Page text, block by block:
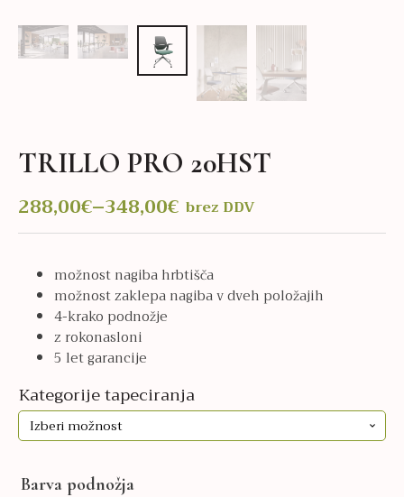
TRILLO PRO 20HST
288,00€–348,00€
Cenovni
razpon:
od
288,00€
do
348,00€
brez DDV
možnost nagiba hrbtišča
možnost zaklepa nagiba v dveh položajih
4-krako podnožje
z rokonasloni
5 let garancije
Kategorije tapeciranja
Barva podnožja